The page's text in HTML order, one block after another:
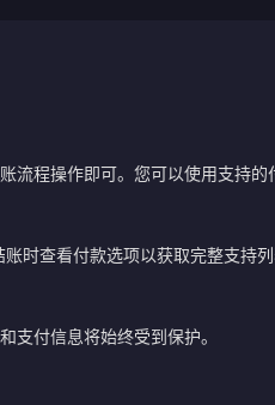
程操作即可。您可以使用支持的
时查看付款选项以获取完整支持列
支付信息将始终受到保护。